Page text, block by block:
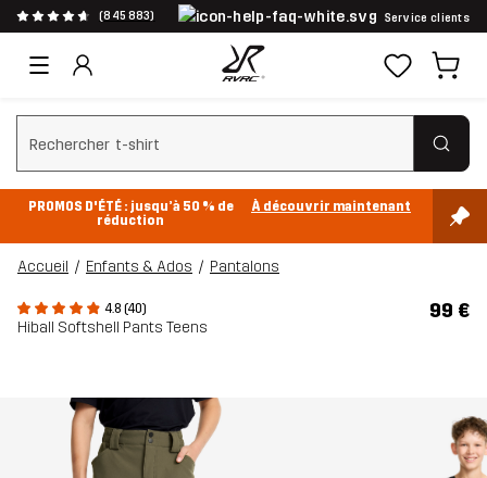
(845 883) Service clients
Effacer la recherche
PROMOS D'ÉTÉ : jusqu’à 50 % de
réduction
À découvrir maintenant
Accueil Enfants & Ados Pantalons
4.8 (40)
Hiball Softshell Pants Teens
99 €